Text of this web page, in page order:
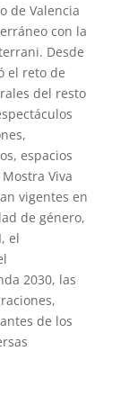
de Valencia
con la
Desde
el reto de
del resto
espacios
Viva
vigentes en
de género,
el
2030, las
de los